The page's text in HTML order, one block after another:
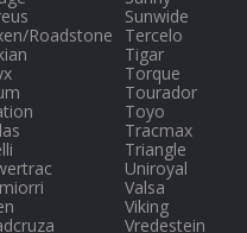
Roadstone
Sunwide
Tercelo
Tigar
Torque
Tourador
Toyo
Tracmax
Triangle
Uniroyal
Valsa
Viking
Vredestein